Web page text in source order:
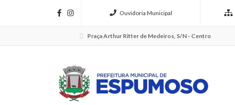
Ouvidoria Municipal
Praça Arthur Ritter de Medeiros, S/N - Centro